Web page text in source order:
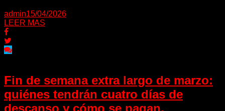
admin15/04/2026
LEER MAS
Fin de semana extra largo de marzo:
quiénes tendrán cuatro días de